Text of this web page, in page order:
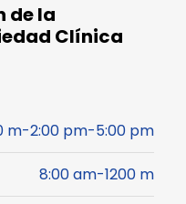
de la
Clínica
m-2:00 pm-5:00 pm
8:00 am-1200 m